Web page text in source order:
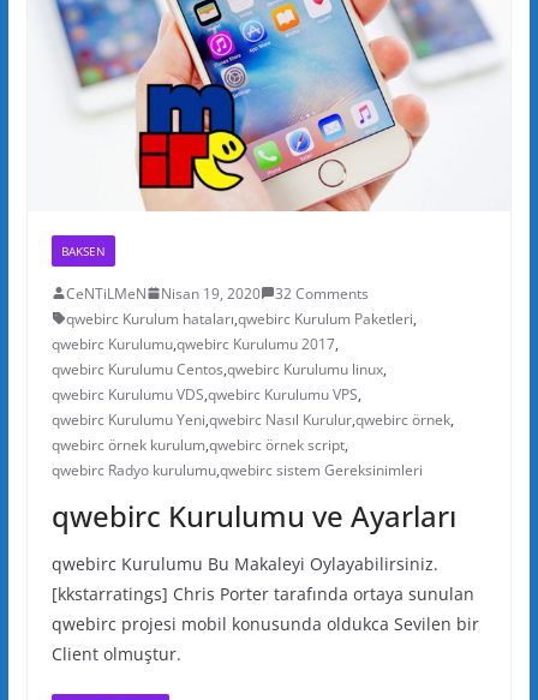
BAKSEN
CeNTiLMeN Nisan 19, 2020
32 Comments
qwebirc Kurulum hataları,qwebirc Kurulum Paketleri,
qwebirc Kurulumu,qwebirc Kurulumu 2017,
qwebirc Kurulumu Centos,qwebirc Kurulumu linux,
qwebirc Kurulumu VDS,qwebirc Kurulumu VPS,
qwebirc Kurulumu Yeni,qwebirc Nasıl Kurulur,qwebirc örnek,
qwebirc örnek kurulum,qwebirc örnek script,
qwebirc Radyo kurulumu,qwebirc sistem Gereksinimleri
qwebirc Kurulumu ve Ayarları
qwebirc Kurulumu Bu Makaleyi Oylayabilirsiniz.
[kkstarratings] Chris Porter tarafında ortaya sunulan
qwebirc projesi mobil konusunda oldukca Sevilen bir
Client olmuştur.